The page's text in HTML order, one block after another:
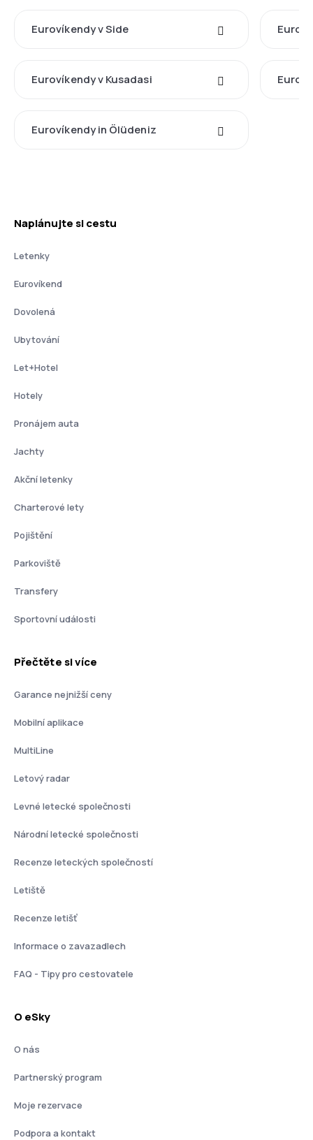
Eurovíkendy v Side
Eurovíkendy v Kusadasi
Eurovíkendy in Ölüdeniz
Naplánujte si cestu
Letenky
Eurovíkend
Dovolená
Ubytování
Let+Hotel
Hotely
Pronájem auta
Jachty
Akční letenky
Charterové lety
Pojištění
Parkoviště
Transfery
Sportovní události
Přečtěte si více
Garance nejnižší ceny
Mobilní aplikace
MultiLine
Letový radar
Levné letecké společnosti
Národní letecké společnosti
Recenze leteckých společností
Letiště
Recenze letišť
Informace o zavazadlech
FAQ - Tipy pro cestovatele
O eSky
O nás
Partnerský program
Moje rezervace
Podpora a kontakt